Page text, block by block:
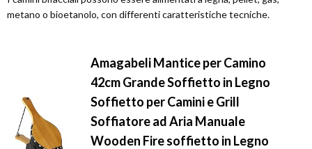
metano o bioetanolo, con differenti caratteristiche tecniche.
Amagabeli Mantice per Camino
42cm Grande Soffietto in Legno
Soffietto per Camini e Grill
Soffiatore ad Aria Manuale
Wooden Fire soffietto in Legno